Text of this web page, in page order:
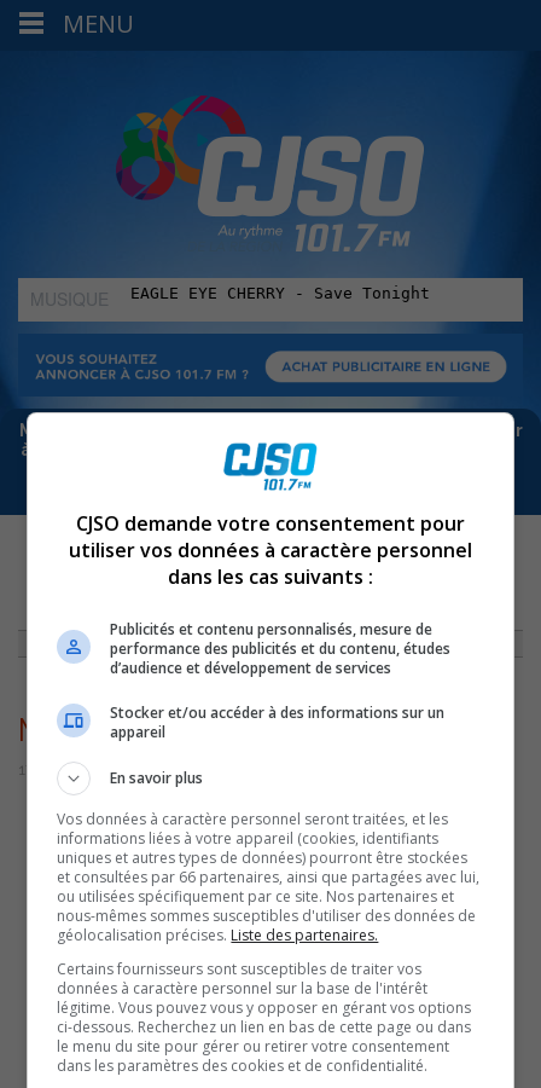
MUSIQUE
:
Meta bloque les infos sur Facebook. Pour ne rien manquer
à Sorel-Tracy et la région, abonne-toi à notre infolettre :
MaximMartin
17 novembre 2022 | Par Sylvain Rochon
MENU
CJSO demande votre consentement pour
utiliser vos données à caractère personnel
dans les cas suivants :
Publicités et contenu personnalisés, mesure de
performance des publicités et du contenu, études
d’audience et développement de services
Stocker et/ou accéder à des informations sur un
appareil
En savoir plus
Vos données à caractère personnel seront traitées, et les
informations liées à votre appareil (cookies, identifiants
uniques et autres types de données) pourront être stockées
et consultées par 66 partenaires, ainsi que partagées avec lui,
ou utilisées spécifiquement par ce site. Nos partenaires et
nous-mêmes sommes susceptibles d'utiliser des données de
géolocalisation précises. Liste des partenaires.
Certains fournisseurs sont susceptibles de traiter vos
données à caractère personnel sur la base de l'intérêt
légitime. Vous pouvez vous y opposer en gérant vos options
ci-dessous. Recherchez un lien en bas de cette page ou dans
le menu du site pour gérer ou retirer votre consentement
dans les paramètres des cookies et de confidentialité.